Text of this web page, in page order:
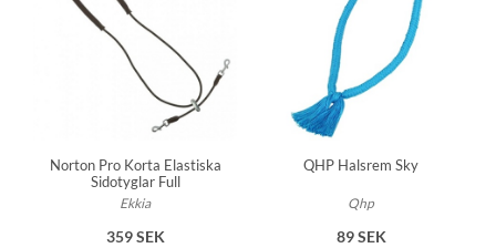
Norton Pro Korta Elastiska
Sidotyglar Full
Ekkia
359 SEK
QHP Halsrem Sky
Qhp
89 SEK